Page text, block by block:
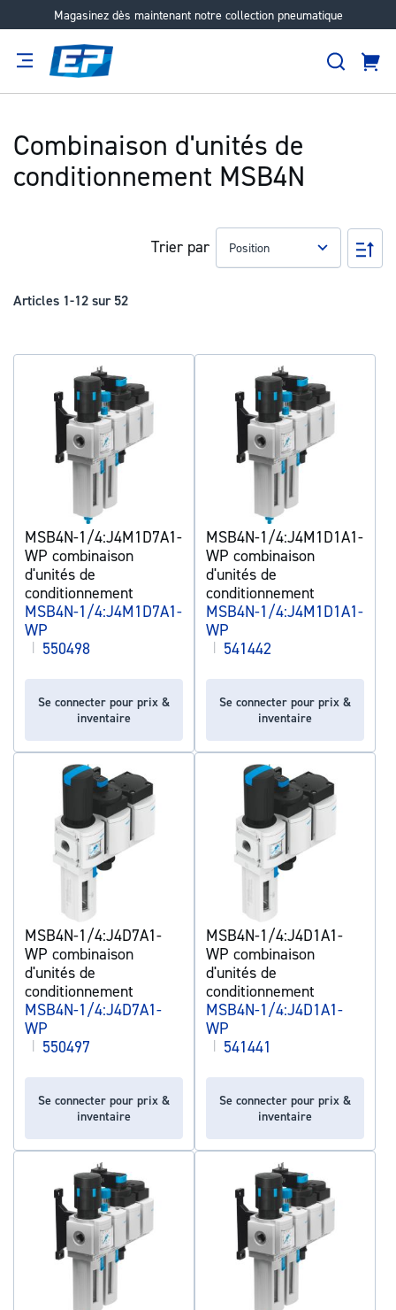
Magasinez dès maintenant notre collection pneumatique
Aller
Combinaison d'unités de
conditionnement MSB4N
Articles 1-12 sur 52
Trier par
Par
MSB4N-1/4:J4M1D7A1-
WP combinaison
d'unités de
conditionnement
MSB4N-1/4:J4M1D7A1-
WP
| 550498
Se connecter pour prix &
inventaire
MSB4N-1/4:J4M1D1A1-
WP combinaison
d'unités de
conditionnement
MSB4N-1/4:J4M1D1A1-
WP
| 541442
Se connecter pour prix &
inventaire
MSB4N-1/4:J4D7A1-
WP combinaison
d'unités de
conditionnement
MSB4N-1/4:J4D7A1-
WP
| 550497
Se connecter pour prix &
inventaire
MSB4N-1/4:J4D1A1-
WP combinaison
d'unités de
conditionnement
MSB4N-1/4:J4D1A1-
WP
| 541441
Se connecter pour prix &
inventaire